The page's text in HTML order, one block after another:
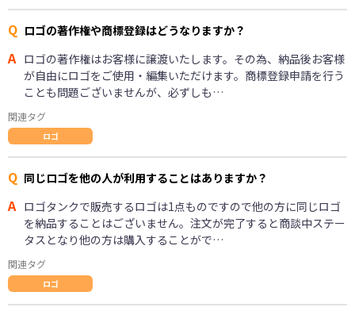
Q ロゴの著作権や商標登録はどうなりますか？
A ロゴの著作権はお客様に譲渡いたします。その為、納品後お客様
が自由にロゴをご使用・編集いただけます。商標登録申請を行う
ことも問題ございませんが、必ずしも…
関連タグ
ロゴ
Q 同じロゴを他の人が利用することはありますか？
A ロゴタンクで販売するロゴは1点ものですので他の方に同じロゴ
を納品することはございません。注文が完了すると商談中ステー
タスとなり他の方は購入することがで…
関連タグ
ロゴ